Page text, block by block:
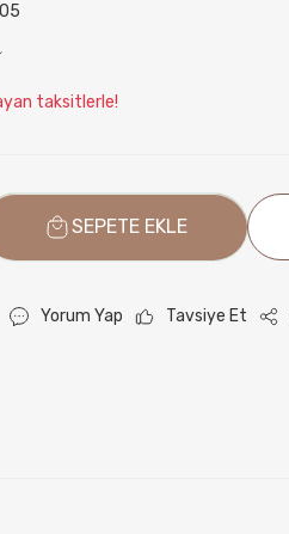
taksitlerle!
SEPETE EKLE
Yorum Yap Tavsiye Et